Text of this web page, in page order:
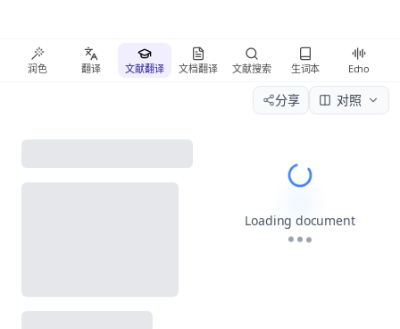
润色 翻译 文献翻译 文档翻译 文献搜索 生词本 Echo
分享 对照
Loading document
Please wait